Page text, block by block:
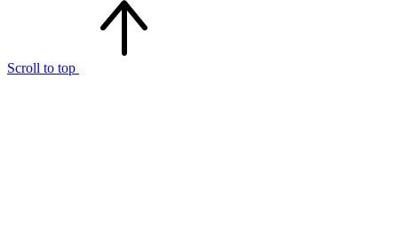
Scroll to top